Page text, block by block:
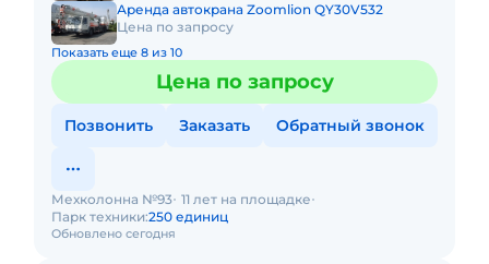
Аренда автокрана Zoomlion QY30V532
Цена по запросу
Показать еще 8 из 10
Цена по запросу
Позвонить Заказать Обратный звонок
Обновлено сегодня
Мехколонна №93 11 лет на площадке
Парк техники:250 единиц